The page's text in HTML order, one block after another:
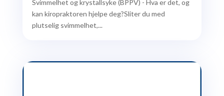
Svimmelhet og krystallsyke (BPPV) - Hva er det, og
kan kiropraktoren hjelpe deg?Sliter du med
plutselig svimmelhet,...